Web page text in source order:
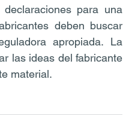
para una
deben buscar
apropiada. La
las ideas del fabricante
material.